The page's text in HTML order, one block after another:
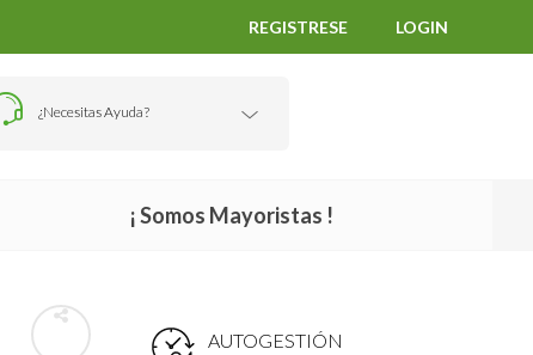
REGISTRESE LOGIN
¿Necesitas Ayuda?
¡ Somos Mayoristas !
AUTOGESTIÓN